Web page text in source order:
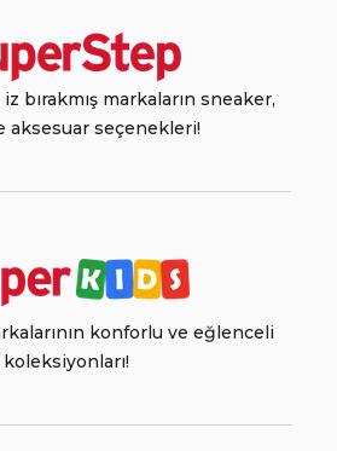
bırakmış markaların sneaker,
aksesuar seçenekleri!
konforlu ve eğlenceli
koleksiyonları!